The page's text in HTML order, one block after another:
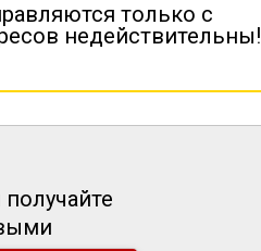
только с
недействительны!